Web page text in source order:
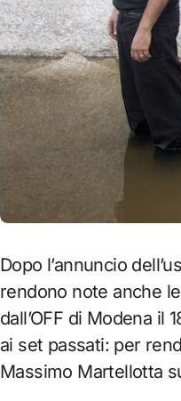
Dopo l’annuncio
rendono note anche
dall’OFF di Modena
ai set passati: per
Massimo Martellotta